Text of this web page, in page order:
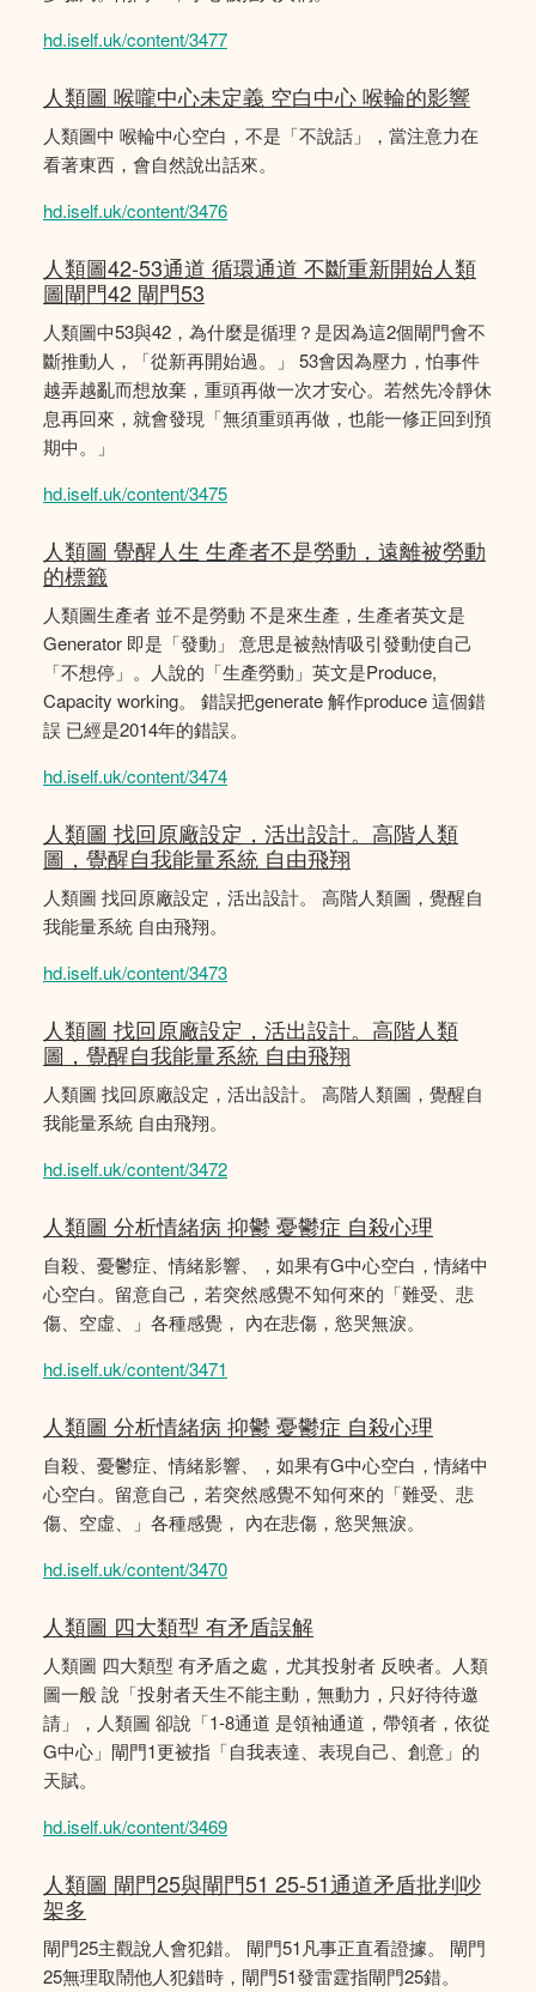
hd.iself.uk/content/3477
人類圖 喉嚨中心未定義 空白中心 喉輪的影響
人類圖中 喉輪中心空白，不是「不說話」，當注意力在
看著東西，會自然說出話來。
hd.iself.uk/content/3476
人類圖42-53通道 循環通道 不斷重新開始人類
圖閘門42 閘門53
人類圖中53與42，為什麼是循理？是因為這2個閘門會不
斷推動人，「從新再開始過。」 53會因為壓力，怕事件
越弄越亂而想放棄，重頭再做一次才安心。若然先冷靜休
息再回來，就會發現「無須重頭再做，也能一修正回到預
期中。」
hd.iself.uk/content/3475
人類圖 覺醒人生 生產者不是勞動，遠離被勞動
的標籤
人類圖生產者 並不是勞動 不是來生產，生產者英文是
Generator 即是「發動」 意思是被熱情吸引發動使自己
「不想停」。人說的「生產勞動」英文是Produce,
Capacity working。 錯誤把generate 解作produce 這個錯
誤 已經是2014年的錯誤。
hd.iself.uk/content/3474
人類圖 找回原廠設定，活出設計。高階人類
圖，覺醒自我能量系統 自由飛翔
人類圖 找回原廠設定，活出設計。 高階人類圖，覺醒自
我能量系統 自由飛翔。
hd.iself.uk/content/3473
人類圖 找回原廠設定，活出設計。高階人類
圖，覺醒自我能量系統 自由飛翔
人類圖 找回原廠設定，活出設計。 高階人類圖，覺醒自
我能量系統 自由飛翔。
hd.iself.uk/content/3472
人類圖 分析情緒病 抑鬱 憂鬱症 自殺心理
自殺、憂鬱症、情緒影響、，如果有G中心空白，情緒中
心空白。留意自己，若突然感覺不知何來的「難受、悲
傷、空虛、」各種感覺， 內在悲傷，慾哭無淚。
hd.iself.uk/content/3471
人類圖 分析情緒病 抑鬱 憂鬱症 自殺心理
自殺、憂鬱症、情緒影響、，如果有G中心空白，情緒中
心空白。留意自己，若突然感覺不知何來的「難受、悲
傷、空虛、」各種感覺， 內在悲傷，慾哭無淚。
hd.iself.uk/content/3470
人類圖 四大類型 有矛盾誤解
人類圖 四大類型 有矛盾之處，尤其投射者 反映者。人類
圖一般 說「投射者天生不能主動，無動力，只好待待邀
請」，人類圖 卻說「1-8通道 是領袖通道，帶領者，依從
G中心」閘門1更被指「自我表達、表現自己、創意」的
天賦。
hd.iself.uk/content/3469
人類圖 閘門25與閘門51 25-51通道矛盾批判吵
架多
閘門25主觀說人會犯錯。 閘門51凡事正直看證據。 閘門
25無理取鬧他人犯錯時，閘門51發雷霆指閘門25錯。